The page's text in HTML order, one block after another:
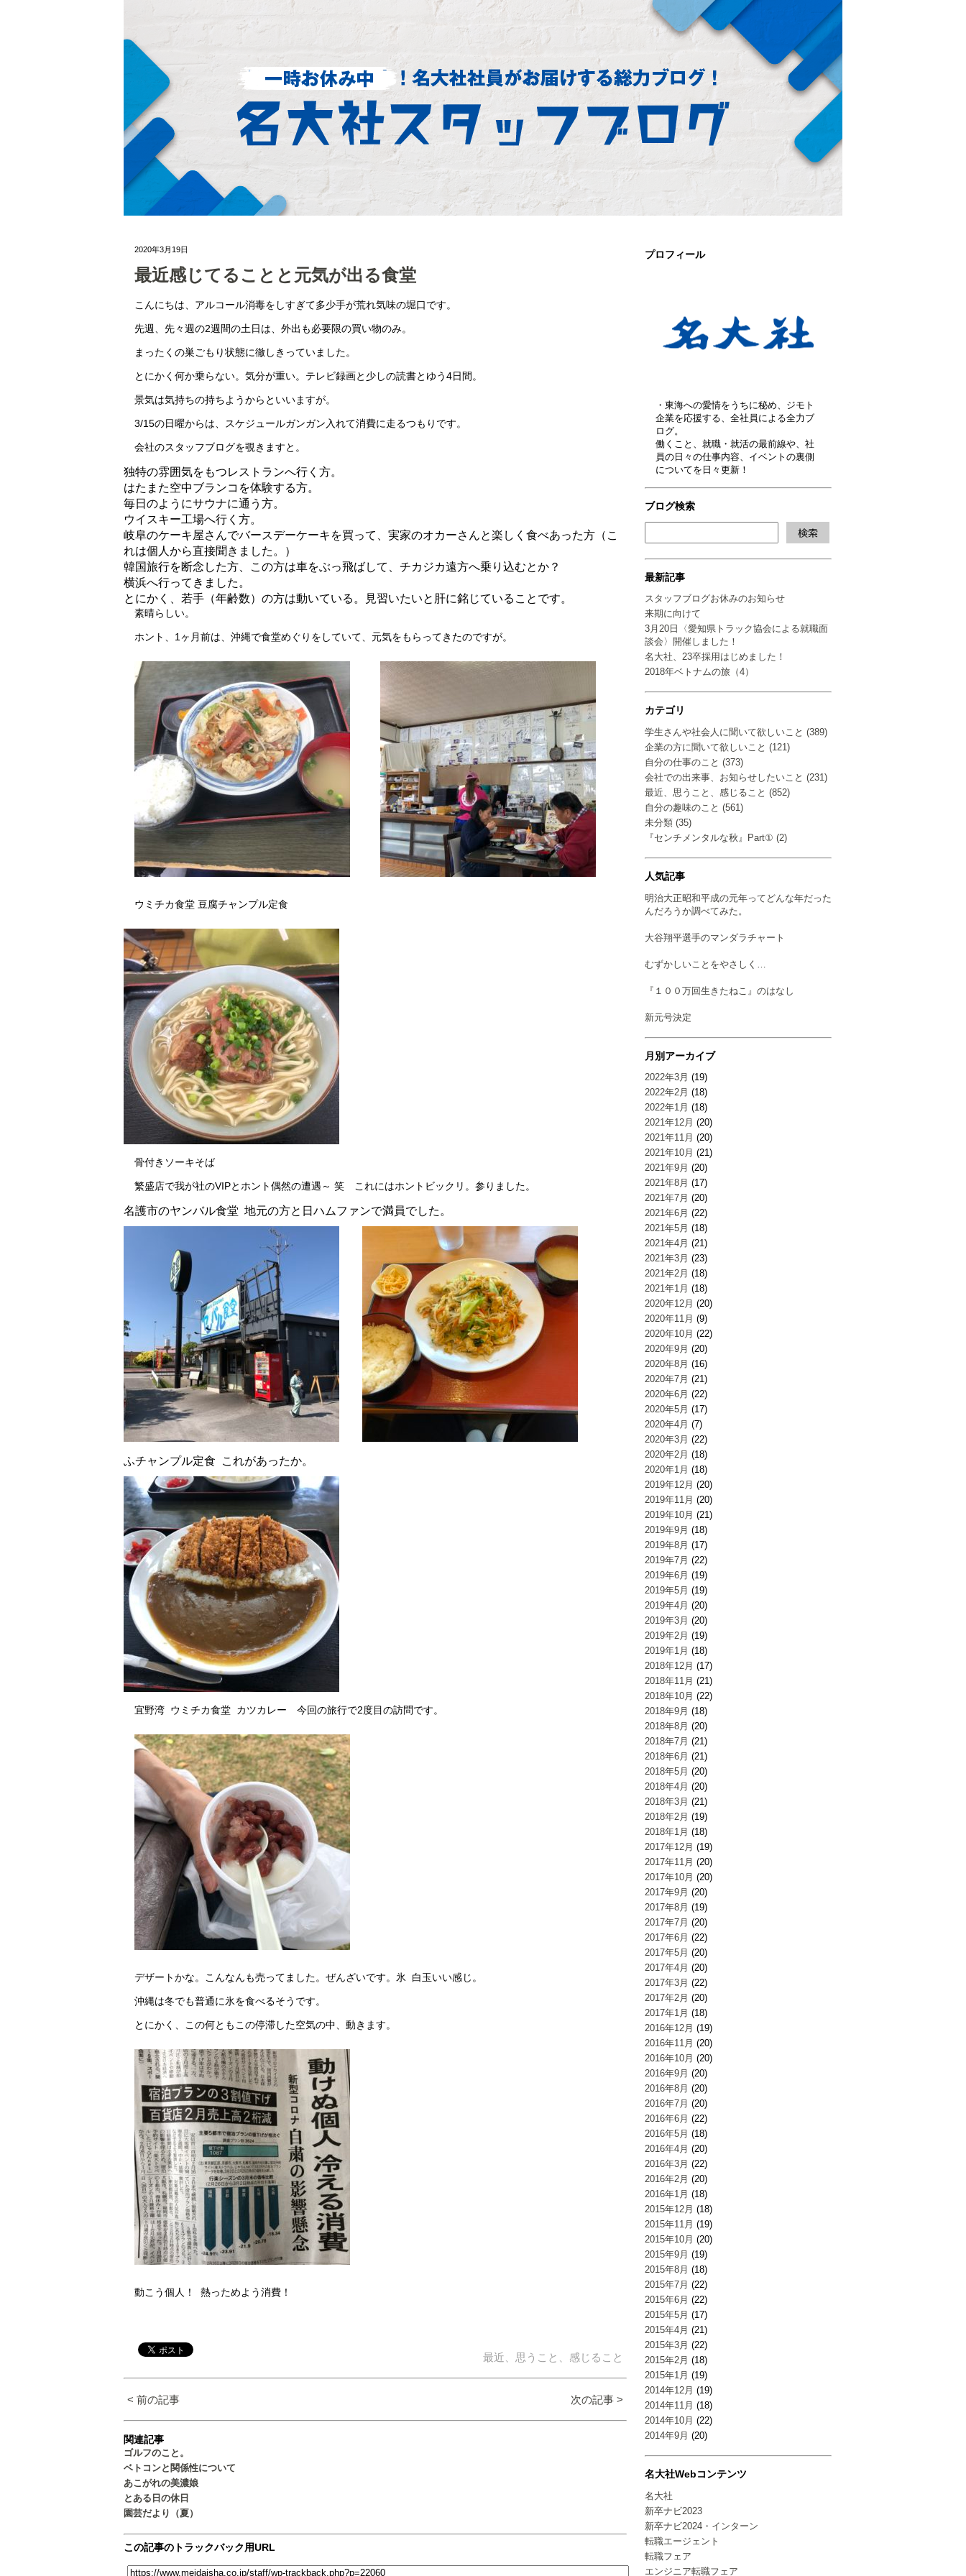
プロフィール
・東海への愛情をうちに秘め、ジモト
企業を応援する、全社員による全力ブ
ログ。
働くこと、就職・就活の最前線や、社
員の日々の仕事内容、イベントの裏側
についてを日々更新！
ブログ検索
最新記事
スタッフブログお休みのお知らせ
来期に向けて
3月20日〈愛知県トラック協会による就職面
談会〉開催しました！
名大社、23卒採用はじめました！
2018年ベトナムの旅（4）
カテゴリ
学生さんや社会人に聞いて欲しいこと (389)
企業の方に聞いて欲しいこと (121)
自分の仕事のこと (373)
会社での出来事、お知らせしたいこと (231)
最近、思うこと、感じること (852)
自分の趣味のこと (561)
未分類 (35)
『センチメンタルな秋』Part① (2)
人気記事
明治大正昭和平成の元年ってどんな年だった
んだろうか調べてみた。
大谷翔平選手のマンダラチャート
むずかしいことをやさしく…
『１００万回生きたねこ』のはなし
新元号決定
月別アーカイブ
2022年3月 (19)
2022年2月 (18)
2022年1月 (18)
2021年12月 (20)
2021年11月 (20)
2021年10月 (21)
2021年9月 (20)
2021年8月 (17)
2021年7月 (20)
2021年6月 (22)
2021年5月 (18)
2021年4月 (21)
2021年3月 (23)
2021年2月 (18)
2021年1月 (18)
2020年12月 (20)
2020年11月 (9)
2020年10月 (22)
2020年9月 (20)
2020年8月 (16)
2020年7月 (21)
2020年6月 (22)
2020年5月 (17)
2020年4月 (7)
2020年3月 (22)
2020年2月 (18)
2020年1月 (18)
2019年12月 (20)
2019年11月 (20)
2019年10月 (21)
2019年9月 (18)
2019年8月 (17)
2019年7月 (22)
2019年6月 (19)
2019年5月 (19)
2019年4月 (20)
2019年3月 (20)
2019年2月 (19)
2019年1月 (18)
2018年12月 (17)
2018年11月 (21)
2018年10月 (22)
2018年9月 (18)
2018年8月 (20)
2018年7月 (21)
2018年6月 (21)
2018年5月 (20)
2018年4月 (20)
2018年3月 (21)
2018年2月 (19)
2018年1月 (18)
2017年12月 (19)
2017年11月 (20)
2017年10月 (20)
2017年9月 (20)
2017年8月 (19)
2017年7月 (20)
2017年6月 (22)
2017年5月 (20)
2017年4月 (20)
2017年3月 (22)
2017年2月 (20)
2017年1月 (18)
2016年12月 (19)
2016年11月 (20)
2016年10月 (20)
2016年9月 (20)
2016年8月 (20)
2016年7月 (20)
2016年6月 (22)
2016年5月 (18)
2016年4月 (20)
2016年3月 (22)
2016年2月 (20)
2016年1月 (18)
2015年12月 (18)
2015年11月 (19)
2015年10月 (20)
2015年9月 (19)
2015年8月 (18)
2015年7月 (22)
2015年6月 (22)
2015年5月 (17)
2015年4月 (21)
2015年3月 (22)
2015年2月 (18)
2015年1月 (19)
2014年12月 (19)
2014年11月 (18)
2014年10月 (22)
2014年9月 (20)
名大社Webコンテンツ
名大社
新卒ナビ2023
新卒ナビ2024・インターン
転職エージェント
転職フェア
エンジニア転職フェア
2020年3月19日
最近感じてることと元気が出る食堂
こんにちは、アルコール消毒をしすぎて多少手が荒れ気味の堀口です。
先週、先々週の2週間の土日は、外出も必要限の買い物のみ。
まったくの巣ごもり状態に徹しきっていました。
とにかく何か乗らない。気分が重い。 テレビ録画と少しの読書とゆう4日間。
景気は気持ちの持ちようからといいますが。
3/15の日曜からは、 スケジュールガンガン入れて消費に走るつもりです。
会社のスタッフブログを覗きますと。
独特の雰囲気をもつレストランへ行く方。
はたまた空中ブランコを体験する方。
毎日のようにサウナに通う方。
ウイスキー工場へ行く方。
岐阜のケーキ屋さんでバースデーケーキを買って、 実家のオカーさんと楽しく食べあった方（ こ
れは個人から直接聞きました。）
韓国旅行を断念した方、この方は車をぶっ飛ばして、 チカジカ遠方へ乗り込むとか？
横浜へ行ってきました。
とにかく、若手（年齢数）の方は動いている。見習いたいと肝に銘じていることです。
素晴らしい。
ホント、1ヶ月前は、沖縄で食堂めぐりをしていて、 元気をもらってきたのですが。
ウミチカ食堂 豆腐チャンプル定食
骨付きソーキそば
繁盛店で我が社のVIPとホント偶然の遭遇～ 笑 これにはホントビックリ。参りました。
名護市のヤンバル食堂 地元の方と日ハムファンで満員でした。
ふチャンプル定食 これがあったか。
宜野湾 ウミチカ食堂 カツカレー 今回の旅行で2度目の訪問です。
デザートかな。こんなんも売ってました。ぜんざいです。氷 白玉いい感じ。
沖縄は冬でも普通に氷を食べるそうです。
とにかく、この何ともこの停滞した空気の中、動きます。
動こう個人！ 熱っためよう消費！
最近、思うこと、感じること
< 前の記事 次の記事 >
関連記事
ゴルフのこと。
ベトコンと関係性について
あこがれの美濃娘
とある日の休日
園芸だより（夏）
この記事のトラックバック用URL